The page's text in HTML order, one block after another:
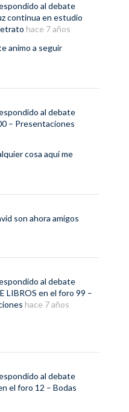
al debate
continua en estudio
hace 7 años
animo a seguir
al debate
– Presentaciones
cosa aquí me
son ahora amigos
al debate
LIBROS en el foro 99 –
hace 7 años
al debate
el foro 12 – Bodas